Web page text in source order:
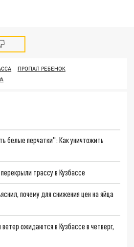
ПРОПАЛ РЕБЕНОК
белые перчатки": Как уничтожить
трассу в Кузбассе
почему для снижения цен на яйца
ожидаются в Кузбассе в четверг,